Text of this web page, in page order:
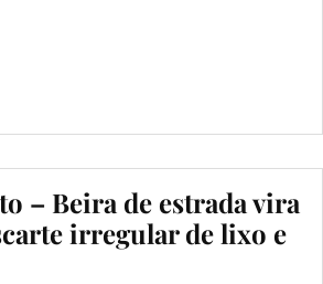
– Beira de estrada vira
irregular de lixo e